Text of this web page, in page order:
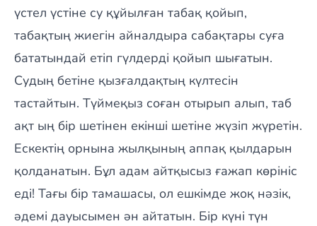
үстел үстіне су құйылған табақ қойып,
табақтың жиегін айналдыра сабақтары суға
бататындай етіп гүлдерді қойып шығатын.
Судың бетіне қызғалдақтың күлтесін
тастайтын. Түймеқыз соған отырып алып, таб
ақт ың бір шетінен екінші шетіне жүзіп жүретін.
Ескектің орнына жылқының аппақ қылдарын
қолданатын. Бұл адам айтқысыз ғажап көрініс
еді! Тағы бір тамашасы, ол ешкімде жоқ нәзік,
әдемі дауысымен ән айтатын. Бір күні түн